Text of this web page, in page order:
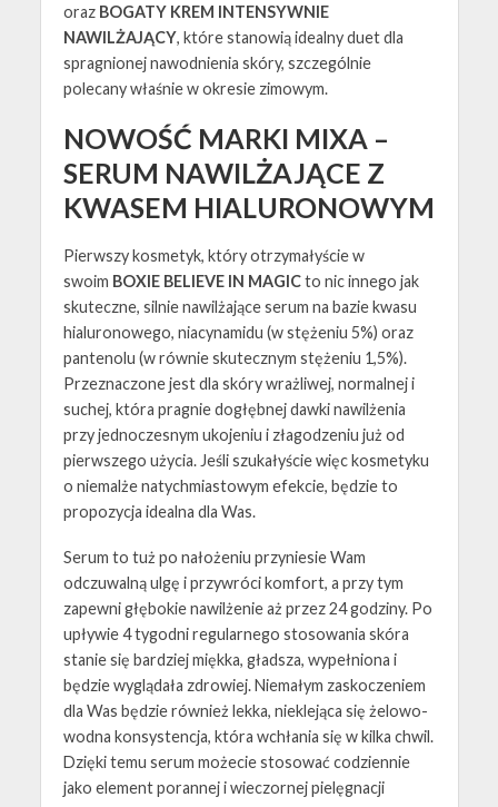
oraz BOGATY KREM INTENSYWNIE
NAWILŻAJĄCY, które stanowią idealny duet dla
spragnionej nawodnienia skóry, szczególnie
polecany właśnie w okresie zimowym.
NOWOŚĆ MARKI MIXA –
SERUM NAWILŻAJĄCE Z
KWASEM HIALURONOWYM
Pierwszy kosmetyk, który otrzymałyście w
swoim BOXIE BELIEVE IN MAGICto nic innego jak
skuteczne, silnie nawilżające serum na bazie kwasu
hialuronowego, niacynamidu (w stężeniu 5%) oraz
pantenolu (w równie skutecznym stężeniu 1,5%).
Przeznaczone jest dla skóry wrażliwej, normalnej i
suchej, która pragnie dogłębnej dawki nawilżenia
przy jednoczesnym ukojeniu i złagodzeniu już od
pierwszego użycia. Jeśli szukałyście więc kosmetyku
o niemalże natychmiastowym efekcie, będzie to
propozycja idealna dla Was.
Serum to tuż po nałożeniu przyniesie Wam
odczuwalną ulgę i przywróci komfort, a przy tym
zapewni głębokie nawilżenie aż przez 24 godziny. Po
upływie 4 tygodni regularnego stosowania skóra
stanie się bardziej miękka, gładsza, wypełniona i
będzie wyglądała zdrowiej. Niemałym zaskoczeniem
dla Was będzie również lekka, nieklejąca się żelowo-
wodna konsystencja, która wchłania się w kilka chwil.
Dzięki temu serum możecie stosować codziennie
jako element porannej i wieczornej pielęgnacji